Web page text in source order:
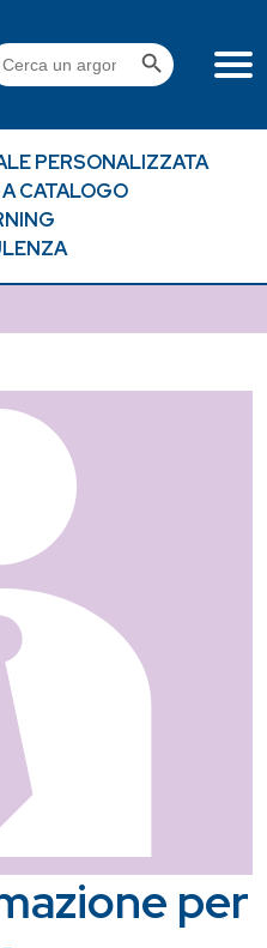
Search Button
PERSONALIZZATA
CATALOGO
per